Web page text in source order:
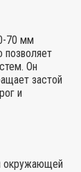
70 мм
позволяет
Он
застой
и
окружающей